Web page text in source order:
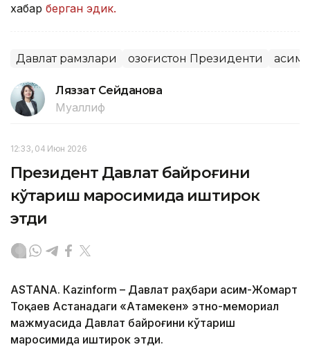
хабар берган эдик.
Давлат рамзлари Қозоғистон Президенти
Ляззат Сейданова
Муаллиф
12:33, 04 Июн 2026
Президент Давлат байроғини
кўтариш маросимида иштирок
этди
ASTANА. Кazinform – Давлат раҳбари Қасим-Жомарт
Тоқаев Астанадаги «Атамекен» этно-мемориал
мажмуасида Давлат байроғини кўтариш
маросимида иштирок этди.